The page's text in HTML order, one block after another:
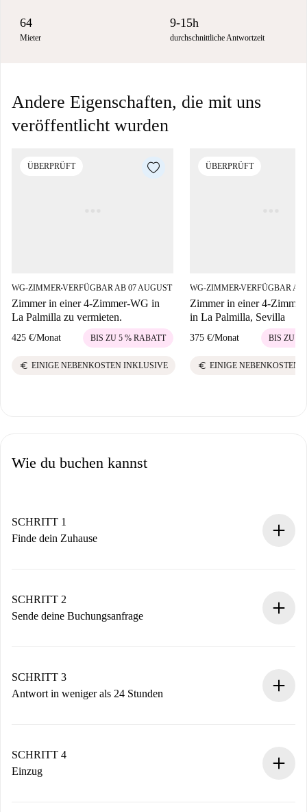
64
Mieter
9-15h
durchschnittliche Antwortzeit
Andere Eigenschaften, die mit uns
veröffentlicht wurden
ÜBERPRÜFT
WG-ZIMMER■VERFÜGBAR AB 07 AUGUST
Zimmer in einer 4-Zimmer-WG in
La Palmilla zu vermieten.
425 €/Monat BIS ZU 5 % RABATT
euro EINIGE NEBENKOSTEN INKLUSIVE
ÜBERPRÜFT
WG-ZIMMER■VERFÜGBAR AB
Zimmer in einer 4-
in La Palmilla, Sevilla
375 €/Monat BIS ZU 5
euro EINIGE NEBENKOSTEN
Wie du buchen kannst
SCHRITT 1
Finde dein Zuhause
Du erhältst alle notwendigen Informationen im Voraus.
SCHRITT 2
Sende deine Buchungsanfrage
Denk daran, dass wir dich erst belasten, wenn der
Vermieter zustimmt.
SCHRITT 3
Antwort in weniger als 24 Stunden
stellen den Kontakt her.
Wenn der Vermieter ablehnen muss, entstehen keine
SCHRITT 4
Einzug